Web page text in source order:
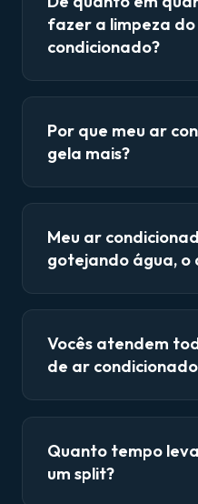
fazer a limpeza
condicionado?
Por que meu ar
gela mais?
Meu ar
gotejando água, o
Vocês atendem
de ar
Quanto tempo
um split?